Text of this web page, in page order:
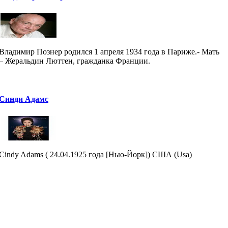
Познер родился 1 апреля 1934 года в Париже.- Мать
Жеральдин Люттен, гражданка Франции.
Адамс
Adams ( 24.04.1925 года [Нью-Йорк]) США (Usa)